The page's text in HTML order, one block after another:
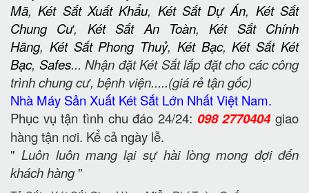
Mã,Két Sắt Xuất Khẩu, Két Sắt Dự Án, Két Sắt
Chung Cư, Két Sắt An Toàn,Két Sắt Chính
Hãng, Két Sắt Phong Thuỷ, Két Bạc,Két Sắt Két
Bạc, Safes... Nhận đặt Két Sắt lắp đặt cho các công
trình chung cư, bệnh viện.....(giá rẻ tận gốc)
Nhà Máy Sản Xuất Két Sắt Lớn Nhất Việt Nam.
Phục vụ tận tình chu đáo 24/24: 098 2770404giao
hàng tận nơi. Kể cả ngày lễ.
"Luôn luôn mang lại sự hài lòng mong đợi đến
khách hàng"